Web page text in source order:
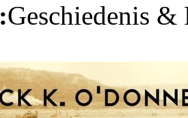
Geschiedenis